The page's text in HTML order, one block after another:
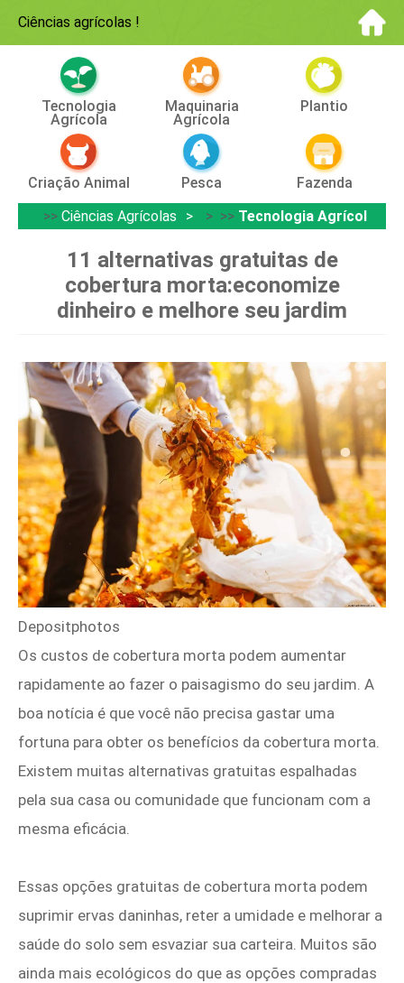
Ciências agrícolas !
Tecnologia
Agrícola
Maquinaria
Agrícola
Plantio
Criação Animal Pesca
Fazenda
>> Ciências Agrícolas > >> Tecnologia Agrícola
11 alternativas gratuitas de
cobertura morta:economize
dinheiro e melhore seu jardim
Depositphotos
Os custos de cobertura morta podem aumentar
rapidamente ao fazer o paisagismo do seu jardim. A
boa notícia é que você não precisa gastar uma
fortuna para obter os benefícios da cobertura morta.
Existem muitas alternativas gratuitas espalhadas
pela sua casa ou comunidade que funcionam com a
mesma eficácia.
Essas opções gratuitas de cobertura morta podem
suprimir ervas daninhas, reter a umidade e melhorar a
saúde do solo sem esvaziar sua carteira. Muitos são
ainda mais ecológicos do que as opções compradas